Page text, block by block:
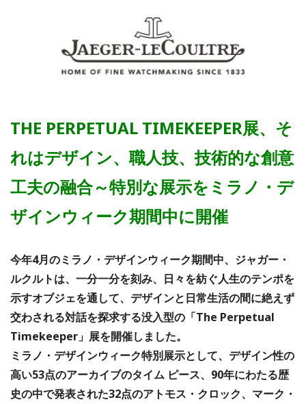
THE PERPETUAL TIMEKEEPER展、そ
れはデザイン、職人技、技術的な創意
工夫の融合～特別な展示をミラノ・デ
ザインウィーク期間中に開催
今年4月のミラノ・デザインウィーク期間中、ジャガー・
ルクルトは、一分一分を刻み、日々を紡ぐ人生のテンポを
示すオブジェを通して、デザインと日常生活の間に絶えず
交わされる対話を探求する没入型の「The Perpetual
Timekeeper」展を開催しました。
ミラノ・デザインウィーク特別展示として、デザイン性の
高い53点のアーカイブのタイム ピース、90年にわたる歴
史の中で発表された32点のアトモス・クロック、マーク・